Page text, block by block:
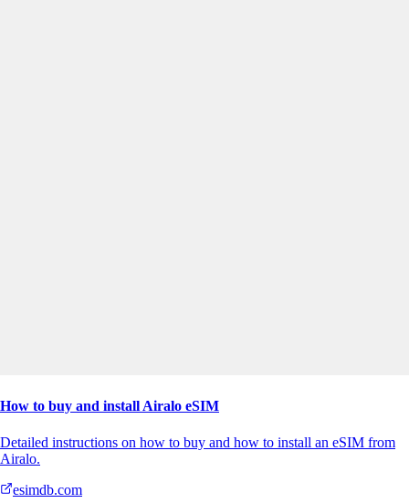
How to buy and install Airalo eSIM
Detailed instructions on how to buy and how to install an eSIM from
Airalo.
esimdb.com